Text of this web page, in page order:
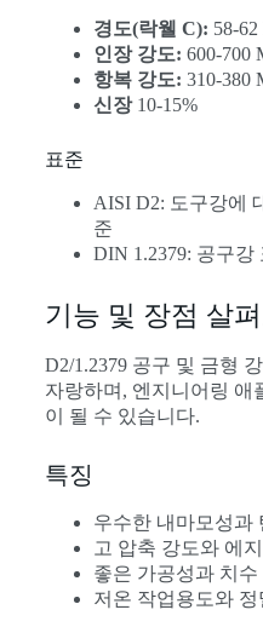
경도(락웰 C): 58-
인장 강도: 600-700
항복 강도: 310-380
신장10-15%
표준
AISI D2: 도구강에
준
DIN 1.2379: 공구강
기능 및 장점 살펴
D2/1.2379 공구 및 금형
자랑하며, 엔지니어링 애
이 될 수 있습니다.
특징
우수한 내마모성과
고 압축 강도와 에
좋은 가공성과 치수
저온 작업용도와